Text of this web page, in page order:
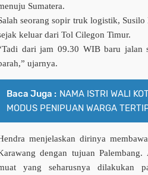
Sumatera.
seorang sopir truk logistik, Susilo
keluar dari Tol Cilegon Timur.
dari jam 09.30 WIB baru jalan
ujarnya.
Baca Juga : NAMA ISTRI WALI
MODUS PENIPUAN WARGA
menjelaskan dirinya
dengan tujuanPalembang.
yang seharusnya dilakukan